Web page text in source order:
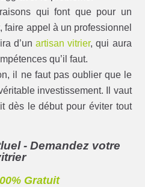
qui font que pour un
, faire appel à un professionnel
d’unartisan vitrier, qui aura
qu’il faut.
il ne faut pas oublier que le
investissement. Il vaut
dès le début pour éviter tout
- Demandez votre
Gratuit